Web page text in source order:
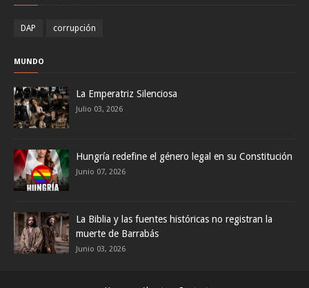
DAP corrupción
MUNDO
La Emperatriz Silenciosa
Julio 03, 2026
Hungría redefine el género legal en su Constitución
Junio 07, 2026
La Biblia y las fuentes históricas no registran la
muerte de Barrabás
Junio 03, 2026